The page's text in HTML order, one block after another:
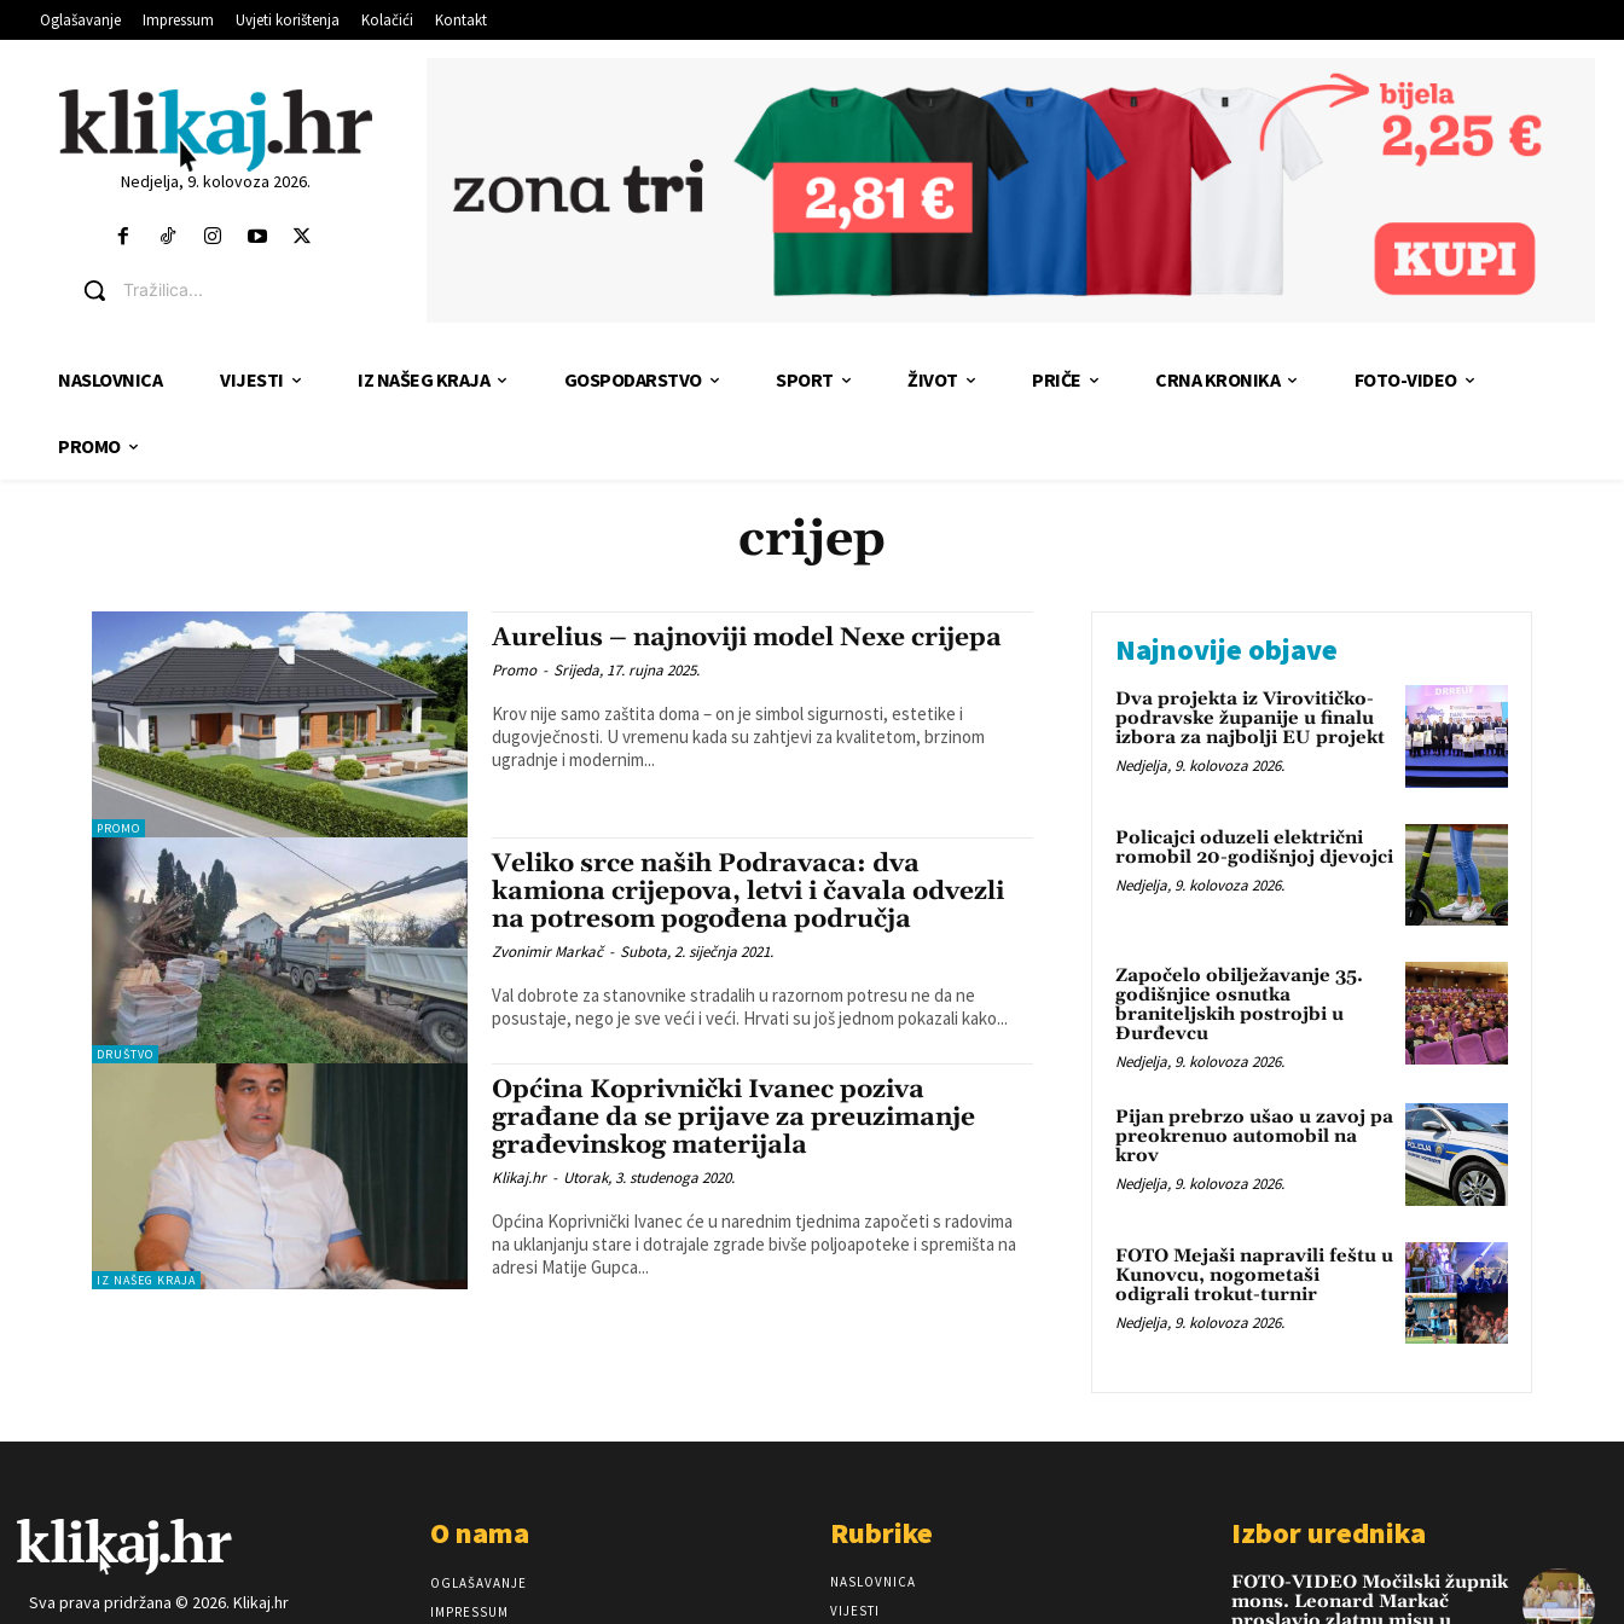
Oglašavanje Impressum Uvjeti korištenja Kolačići Kontakt
Nedjelja, 9. kolovoza 2026.
Tražilica...
NASLOVNICA VIJESTI IZ NAŠEG KRAJA GOSPODARSTVO SPORT ŽIVOT PRIČE CRNA KRONIKA FOTO-VIDEO
PROMO
crijep
PROMO
Aurelius – najnoviji model Nexe crijepa
Promo - Srijeda, 17. rujna 2025.
Krov nije samo zaštita doma – on je simbol sigurnosti, estetike i
dugovječnosti. U vremenu kada su zahtjevi za kvalitetom, brzinom
ugradnje i modernim...
DRUŠTVO
Veliko srce naših Podravaca: dva
kamiona crijepova, letvi i čavala odvezli
na potresom pogođena područja
Zvonimir Markač - Subota, 2. siječnja 2021.
Val dobrote za stanovnike stradalih u razornom potresu ne da ne
posustaje, nego je sve veći i veći. Hrvati su još jednom pokazali kako...
IZ NAŠEG KRAJA
Općina Koprivnički Ivanec poziva
građane da se prijave za preuzimanje
građevinskog materijala
Klikaj.hr - Utorak, 3. studenoga 2020.
Općina Koprivnički Ivanec će u narednim tjednima započeti s radovima
na uklanjanju stare i dotrajale zgrade bivše poljoapoteke i spremišta na
adresi Matije Gupca...
Najnovije objave
Dva projekta iz Virovitičko-
podravske županije u finalu
izbora za najbolji EU projekt
Nedjelja, 9. kolovoza 2026.
Policajci oduzeli električni
romobil 20-godišnjoj djevojci
Nedjelja, 9. kolovoza 2026.
Započelo obilježavanje 35.
godišnjice osnutka
braniteljskih postrojbi u
Đurđevcu
Nedjelja, 9. kolovoza 2026.
Pijan prebrzo ušao u zavoj pa
preokrenuo automobil na
krov
Nedjelja, 9. kolovoza 2026.
FOTO Mejaši napravili feštu u
Kunovcu, nogometaši
odigrali trokut-turnir
Nedjelja, 9. kolovoza 2026.
Sva prava pridržana © 2026. Klikaj.hr
O nama
OGLAŠAVANJE
IMPRESSUM
Rubrike
NASLOVNICA
VIJESTI
Izbor urednika
FOTO-VIDEO Močilski župnik
mons. Leonard Markač